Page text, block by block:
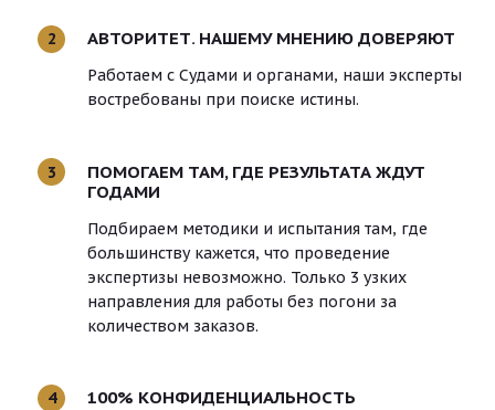
2 АВТОРИТЕТ. НАШЕМУ МНЕНИЮ ДОВЕРЯЮТ
Работаем с Судами и органами, наши эксперты
востребованы при поиске истины.
3
ПОМОГАЕМ ТАМ, ГДЕ РЕЗУЛЬТАТА ЖДУТ
ГОДАМИ
Подбираем методики и испытания там, где
большинству кажется, что проведение
экспертизы невозможно. Только 3 узких
направления для работы без погони за
количеством заказов.
4 100% КОНФИДЕНЦИАЛЬНОСТЬ